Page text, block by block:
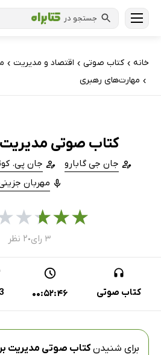
جستجو در
خانه › کتاب‌ صوتی › اقتصاد و مدیریت ›
› مهارت‌های رهبری
کتاب صوتی
جان جی گابارو جان پی.
مهربان
★
★
★
★
۳ رای ● ۲ نظر
کتاب صوتی 00:52:46
برای شنیدنکتاب صوتی مدیریت